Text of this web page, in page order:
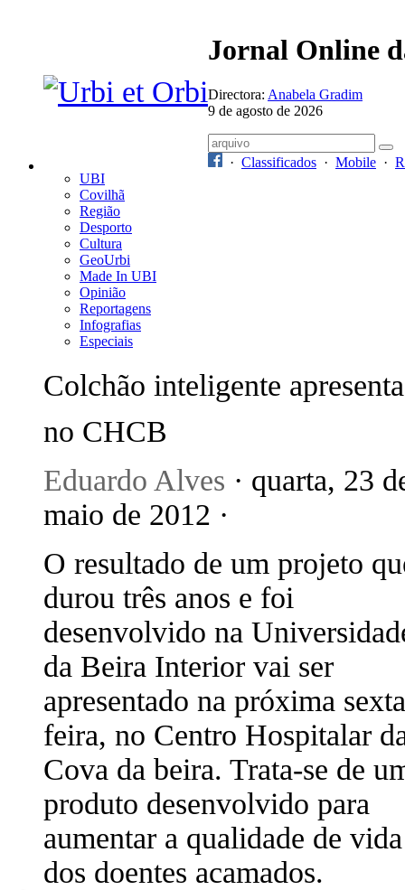
Jornal Online
Directora: Anabela Gradim
9 de agosto de 2026
· Classificados · Mobile ·
UBI
Covilhã
Região
Desporto
Cultura
GeoUrbi
Made In UBI
Opinião
Reportagens
Infografias
Especiais
Colchão inteligente
no CHCB
Eduardo Alves · quarta, 23
maio de 2012 ·
O resultado de um projeto
durou três anos e foi
desenvolvido na
da Beira Interior vai ser
apresentado na próxima
feira, no Centro Hospitalar
Cova da beira. Trata-se de
produto desenvolvido para
aumentar a qualidade de vida
dos doentes acamados.